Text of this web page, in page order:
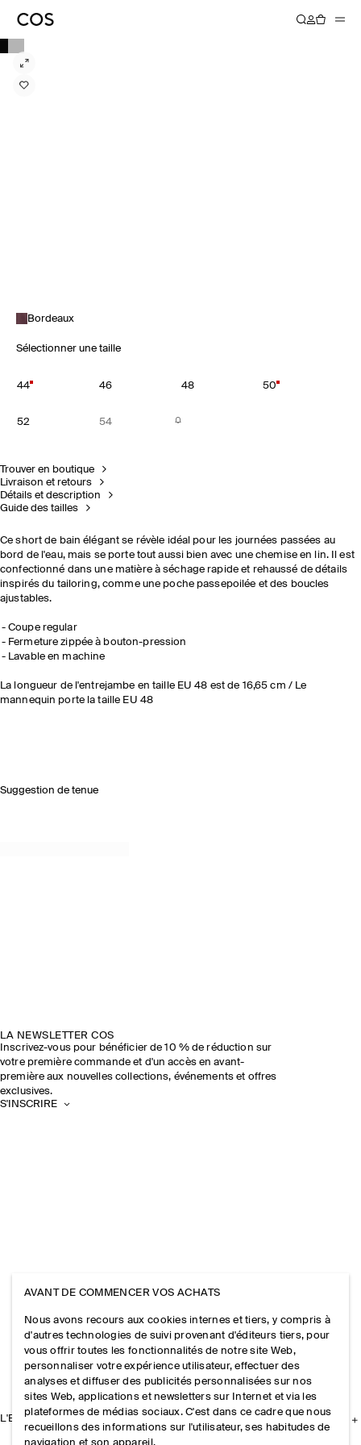
Bordeaux
Sélectionner une taille
44 46 48 50
52 54
Trouver en boutique
Livraison et retours
Détails et description
Guide des tailles
Ce short de bain élégant se révèle idéal pour les journées passées au
bord de l'eau, mais se porte tout aussi bien avec une chemise en lin. Il est
confectionné dans une matière à séchage rapide et rehaussé de détails
inspirés du tailoring, comme une poche passepoilée et des boucles
ajustables.
Coupe regular
Fermeture zippée à bouton-pression
Lavable en machine
La longueur de l'entrejambe en taille EU 48 est de 16,65 cm / Le
mannequin porte la taille EU 48
Suggestion de tenue
LA NEWSLETTER COS
Inscrivez-vous pour bénéficier de 10 % de réduction sur
votre première commande et d'un accès en avant-
première aux nouvelles collections, événements et offres
exclusives.
S'INSCRIRE
L'ENTREPRISE
AVANT DE COMMENCER VOS ACHATS
Nous avons recours aux cookies internes et tiers, y compris à
d'autres technologies de suivi provenant d'éditeurs tiers, pour
vous offrir toutes les fonctionnalités de notre site Web,
personnaliser votre expérience utilisateur, effectuer des
analyses et diffuser des publicités personnalisées sur nos
sites Web, applications et newsletters sur Internet et via les
plateformes de médias sociaux. C'est dans ce cadre que nous
recueillons des informations sur l'utilisateur, ses habitudes de
navigation et son appareil.